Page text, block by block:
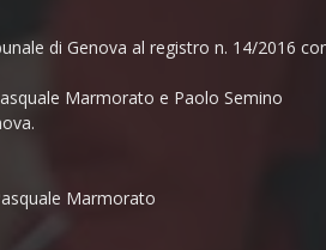
di Genova al registro n. 14/2016
Marmorato e Paolo Semino
Marmorato